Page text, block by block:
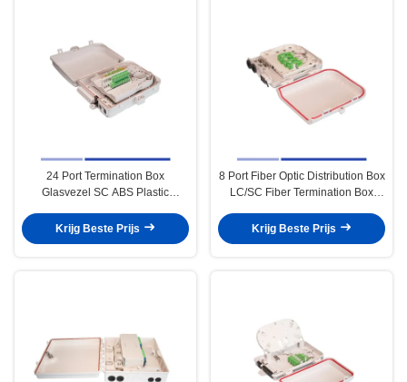
24 Port Termination Box
Glasvezel SC ABS Plastic
Krijg Beste Prijs
8 Port Fiber Optic Distribution Box
LC/SC Fiber Termination Box
Krijg Beste Prijs